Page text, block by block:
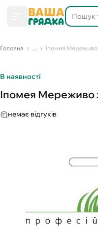
Головна ... Іпомея Мереживо
В наявності
Іпомея Мереживо
немає відгуків